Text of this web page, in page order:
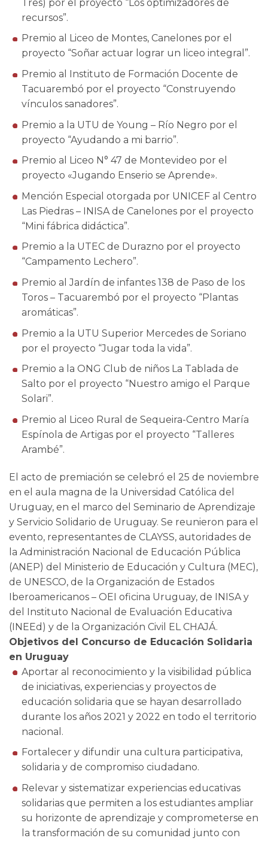
Tres) por el proyecto “Los optimizadores de
recursos”.
Premio al Liceo de Montes, Canelones por el
proyecto “Soñar actuar lograr un liceo integral”.
Premio al Instituto de Formación Docente de
Tacuarembó por el proyecto “Construyendo
vínculos sanadores”.
Premio a la UTU de Young – Río Negro por el
proyecto “Ayudando a mi barrio”.
Premio al Liceo N° 47 de Montevideo por el
proyecto «Jugando Enserio se Aprende».
Mención Especial otorgada por UNICEF al Centro
Las Piedras – INISA de Canelones por el proyecto
“Mini fábrica didáctica”.
Premio a la UTEC de Durazno por el proyecto
“Campamento Lechero”.
Premio al Jardín de infantes 138 de Paso de los
Toros – Tacuarembó por el proyecto “Plantas
aromáticas”.
Premio a la UTU Superior Mercedes de Soriano
por el proyecto “Jugar toda la vida”.
Premio a la ONG Club de niños La Tablada de
Salto por el proyecto “Nuestro amigo el Parque
Solari”.
Premio al Liceo Rural de Sequeira-Centro María
Espínola de Artigas por el proyecto “Talleres
Arambé”.
El acto de premiación se celebró el 25 de noviembre
en el aula magna de la Universidad Católica del
Uruguay, en el marco del Seminario de Aprendizaje
y Servicio Solidario de Uruguay. Se reunieron para el
evento, representantes de CLAYSS, autoridades de
la Administración Nacional de Educación Pública
(ANEP) del Ministerio de Educación y Cultura (MEC),
de UNESCO, de la Organización de Estados
Iberoamericanos – OEI oficina Uruguay, de INISA y
del Instituto Nacional de Evaluación Educativa
(INEEd) y de la Organización Civil EL CHAJÁ.
Objetivos del Concurso de Educación Solidaria
en Uruguay
Aportar al reconocimiento y la visibilidad pública
de iniciativas, experiencias y proyectos de
educación solidaria que se hayan desarrollado
durante los años 2021 y 2022 en todo el territorio
nacional.
Fortalecer y difundir una cultura participativa,
solidaria y de compromiso ciudadano.
Relevar y sistematizar experiencias educativas
solidarias que permiten a los estudiantes ampliar
su horizonte de aprendizaje y comprometerse en
la transformación de su comunidad junto con